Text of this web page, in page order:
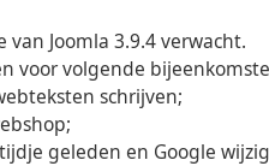
Joomla 3.9.4 verwacht.
voor volgende
schrijven;
geleden en Google